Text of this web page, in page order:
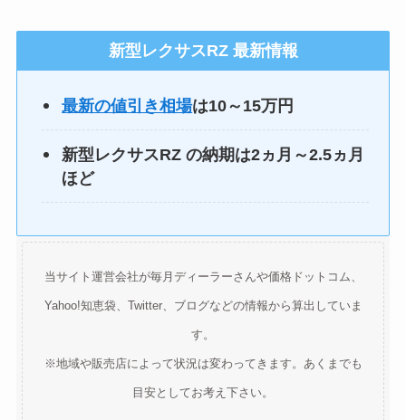
新型レクサスRZ 最新情報
最新の値引き相場は10～15万円
新型レクサスRZ の納期は2ヵ月～2.5ヵ月
ほど
当サイト運営会社が毎月ディーラーさんや価格ドットコム、
Yahoo!知恵袋、Twitter、ブログなどの情報から算出していま
す。
※地域や販売店によって状況は変わってきます。あくまでも
目安としてお考え下さい。